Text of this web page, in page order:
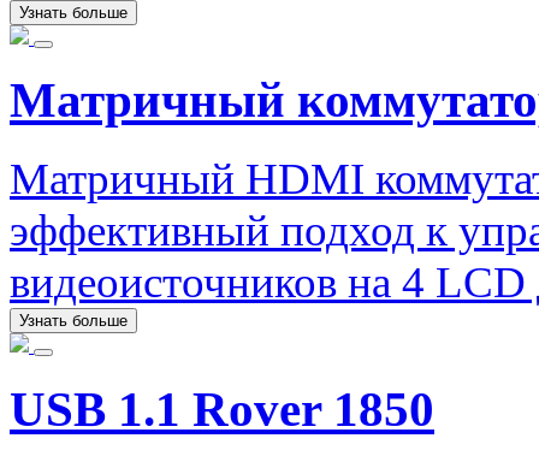
Узнать больше
Матричный
Матричный HDMI
эффективный подход к
видеоисточников на 4 LCD
Узнать больше
USB 1.1 Rover 1850